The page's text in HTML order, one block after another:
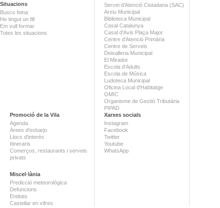
Situacions
Busco feina
He tingut un fill
Em vull formar
Totes les situacions
Servei d'Atenció Ciutadana (SAC)
Arxiu Municipal
Biblioteca Municipal
Casal Catalunya
Casal d'Avis Plaça Major
Centre d'Atenció Primària
Centre de Serveis
Deixalleria Municipal
El Mirador
Escola d'Adults
Escola de Música
Ludoteca Municipal
Oficina Local d'Habitatge
OMIC
Organisme de Gestió Tributària
PIPAD
Promoció de la Vila
Agenda
Àrees d'esbarjo
Llocs d'interès
Itineraris
Comerços, restaurants i serveis
privats
Miscel·lània
Predicció meteorològica
Defuncions
Entitats
Castellar en xifres
Xarxes socials
Instagram
Facebook
Twitter
Youtube
WhatsApp